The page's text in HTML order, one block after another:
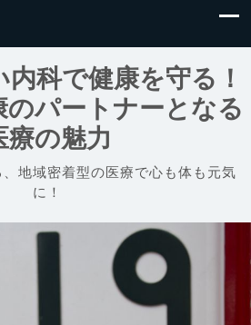
科で健康を守る！
パートナーとなる
療の魅力
地域密着型の医療で心も体も元気
に！